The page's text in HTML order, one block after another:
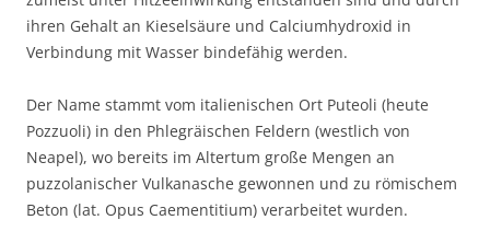
ihren Gehalt an Kieselsäure und Calciumhydroxid in
Verbindung mit Wasser bindefähig werden.
Der Name stammt vom italienischen Ort Puteoli (heute
Pozzuoli) in den Phlegräischen Feldern (westlich von
Neapel), wo bereits im Altertum große Mengen an
puzzolanischer Vulkanasche gewonnen und zu römischem
Beton (lat. Opus Caementitium) verarbeitet wurden.